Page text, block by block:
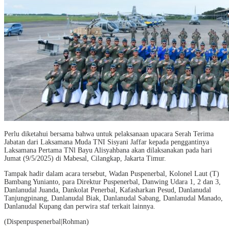
Perlu diketahui bersama bahwa untuk pelaksanaan upacara Serah Terima
Jabatan dari Laksamana Muda TNI Sisyani Jaffar kepada penggantinya
Laksamana Pertama TNl Bayu Alisyahbana akan dilaksanakan pada hari
Jumat (9/5/2025) di Mabesal, Cilangkap, Jakarta Timur.
Tampak hadir dalam acara tersebut, Wadan Puspenerbal, Kolonel Laut (T)
Bambang Yunianto, para Direktur Puspenerbal, Danwing Udara 1, 2 dan 3,
Danlanudal Juanda, Dankolat Penerbal, Kafasharkan Pesud, Danlanudal
Tanjungpinang, Danlanudal Biak, Danlanudal Sabang, Danlanudal Manado,
Danlanudal Kupang dan perwira staf terkait lainnya.
(Dispenpuspenerbal|Rohman)